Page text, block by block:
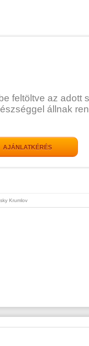
feltöltve az adott
állnak
AJÁNLATKÉRÉS
Krumlov